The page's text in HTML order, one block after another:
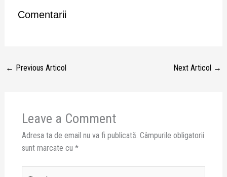
Comentarii
← Previous Articol Next Articol →
Leave a Comment
Adresa ta de email nu va fi publicată. Câmpurile obligatorii
sunt marcate cu *